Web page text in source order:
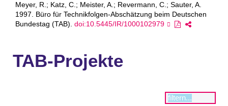
Meyer, R.; Katz, C.; Meister, A.; Revermann, C.; Sauter, A.
1997. Büro für Technikfolgen-Abschätzung beim Deutschen
Bundestag (TAB). doi:10.5445/IR/1000102979
TAB-Projekte